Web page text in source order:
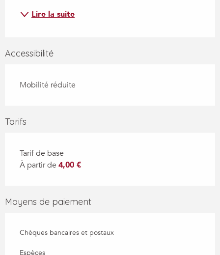
Lire la suite
Accessibilité
Mobilité réduite
Tarifs
Tarif de base
À partir de 4,00 €
Moyens de paiement
Chèques bancaires et postaux
Espèces